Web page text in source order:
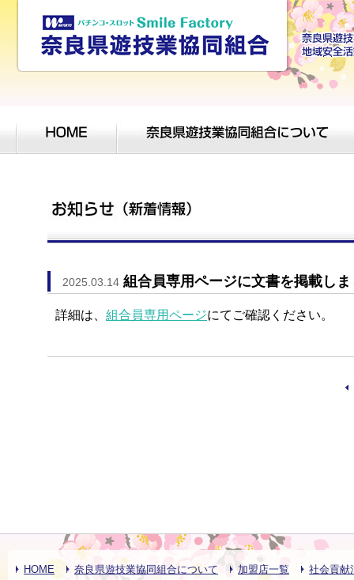
2025.03.14 組合員専用ページに文書を掲載しま
詳細は、 組合員専用ページにてご確認ください。
HOME 奈良県遊技業協同組合について 加盟店一覧 社会貢献